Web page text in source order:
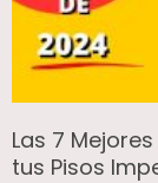
Las 7
tus Pisos